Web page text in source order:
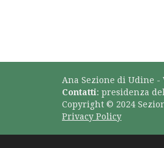
Ana Sezione di Udine -
Contatti: presidenza
Copyright © 2024
Privacy Policy